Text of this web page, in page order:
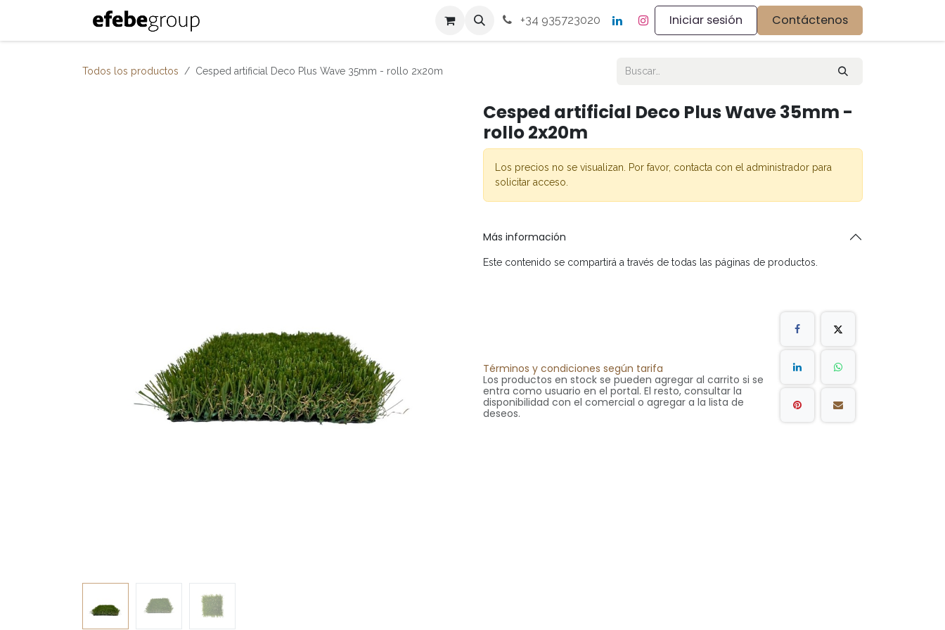
Contacto +34 935723020 Iniciar sesión Contáctenos
Todos los productos Cesped artificial Deco Plus Wave 35mm - rollo 2x20m
Cesped artificial Deco Plus Wave 35mm -
rollo 2x20m
Los precios no se visualizan. Por favor, contacta con el administrador para
solicitar acceso.
Más información
Este contenido se compartirá a través de todas las páginas de productos.
Términos y condiciones según tarifa
Los productos en stock se pueden agregar al carrito si se
entra como usuario en el portal. El resto, consultar la
disponibilidad con el comercial o agregar a la lista de
deseos.